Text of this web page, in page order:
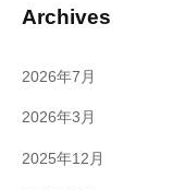
Archives
2026年7月
2026年3月
2025年12月